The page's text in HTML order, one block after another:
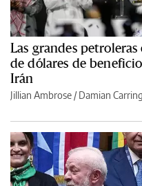
Las grandes
de dólares de
Irán
Jillian Ambrose / Damian